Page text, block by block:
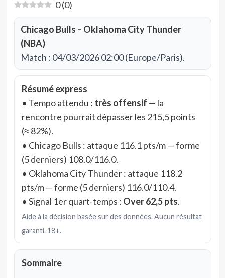
0(0)
Chicago Bulls – Oklahoma City Thunder
(NBA)
Match : 04/03/2026 02:00 (Europe/Paris).
Résumé express
• Tempo attendu : très offensif — la
rencontre pourrait dépasser les 215,5 points
(≈ 82%).
• Chicago Bulls : attaque 116.1 pts/m — forme
(5 derniers) 108.0/116.0.
• Oklahoma City Thunder : attaque 118.2
pts/m — forme (5 derniers) 116.0/110.4.
• Signal 1er quart-temps : Over 62,5 pts.
Aide à la décision basée sur des données. Aucun résultat
garanti. 18+.
Sommaire